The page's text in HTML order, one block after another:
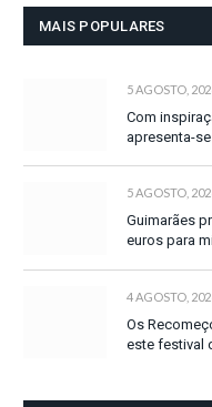
MAIS POPULARES
5 AGOSTO,
Com
apresenta-
5 AGOSTO,
Guimarães
euros para
4 AGOSTO,
Os
este festival